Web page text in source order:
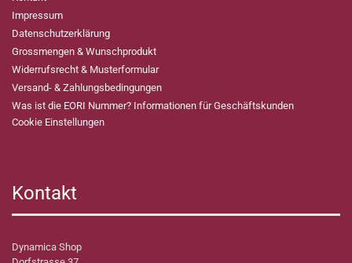
Impressum
Datenschutzerklärung
Grossmengen & Wunschprodukt
Widerrufsrecht & Musterformular
Versand- & Zahlungsbedingungen
Was ist die EORI Nummer? Informationen für Geschäftskunden
Cookie Einstellungen
Kontakt
Dynamica Shop